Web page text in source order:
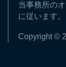
当事務所の
に従います。
Copyright ©